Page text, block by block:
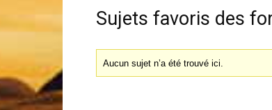
Sujets favoris des
Aucun sujet n’a été trouvé ici.